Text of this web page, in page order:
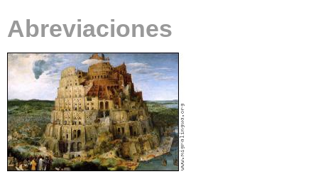
Abreviaciones